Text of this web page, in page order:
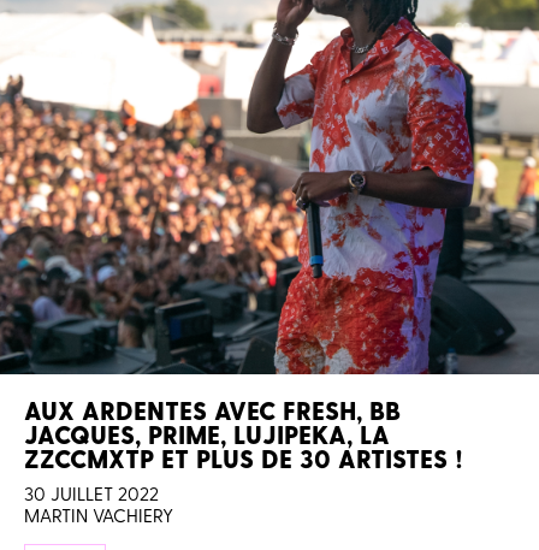
AUX ARDENTES AVEC FRESH, BB
JACQUES, PRIME, LUJIPEKA, LA
ZZCCMXTP ET PLUS DE 30 ARTISTES !
30 JUILLET 2022
MARTIN VACHIERY